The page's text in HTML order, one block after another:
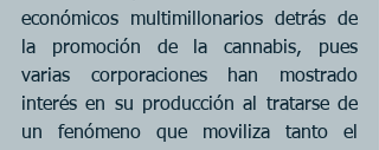
económicos multimillonarios detrás de
la promoción de la cannabis, pues
varias corporaciones han mostrado
interés en su producción al tratarse de
un fenómeno que moviliza tanto el